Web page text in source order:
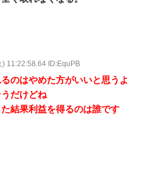
) 11:22:58.64 ID:EquPB
のはやめた方がいいと思うよ
だけどね
結果利益を得るのは誰です